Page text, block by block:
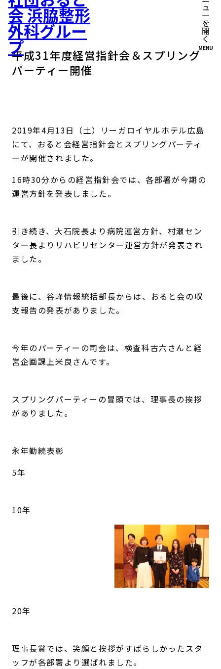
MENU
平成31年度経営指針会＆スプリング
パーティー開催
2019年4月13日（土）リーガロイヤルホテル広島
にて、おると会経営指針会とスプリングパーティ
ーが開催されました。
16時30分からの経営指針会では、各部署が今期の
運営方針を発表しました。
引き続き、大石院長より病院運営方針、村瀬セン
ター長よりリハビリセンター運営方針が発表され
ました。
最後に、谷峰情報統括部長からは、おると会の収
支報告の発表がありました。
今年のパーティーの司会は、検査科古六さんと経
営企画課上米良さんです。
スプリングパーティーの冒頭では、理事長の挨拶
がありました。
永年勤続表彰
5年
10年
20年
理事長賞では、笑顔と挨拶がすばらしかったスタ
ッフが各部署より選ばれました。